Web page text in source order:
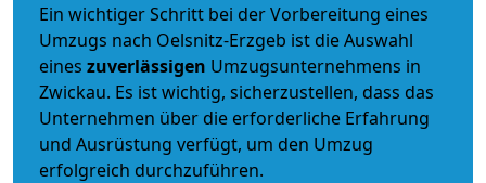
Ein wichtiger Schritt bei der Vorbereitung eines
Umzugs nach Oelsnitz-Erzgeb ist die Auswahl
eines zuverlässigen Umzugsunternehmens in
Zwickau. Es ist wichtig, sicherzustellen, dass das
Unternehmen über die erforderliche Erfahrung
und Ausrüstung verfügt, um den Umzug
erfolgreich durchzuführen.